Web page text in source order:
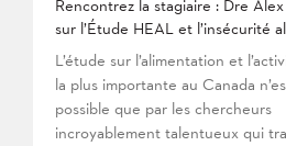
Rencontrez la stagiaire : Dre
sur l’Étude HEAL et l’insécurité
L’étude sur l’alimentation et
la plus importante au Canada
possible que par les chercheurs
incroyablement talentueux qui